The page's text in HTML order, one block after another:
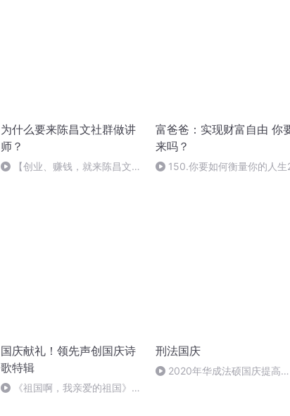
为什么要来陈昌文社群做讲
师？
【创业、赚钱，就来陈昌文社
富爸爸：实现财富自由 你
来吗？
150.你要如何衡量你的人生
国庆献礼！领先声创国庆诗
歌特辑
《祖国啊，我亲爱的祖国》温
刑法国庆
2020年华成法硕国庆提高班